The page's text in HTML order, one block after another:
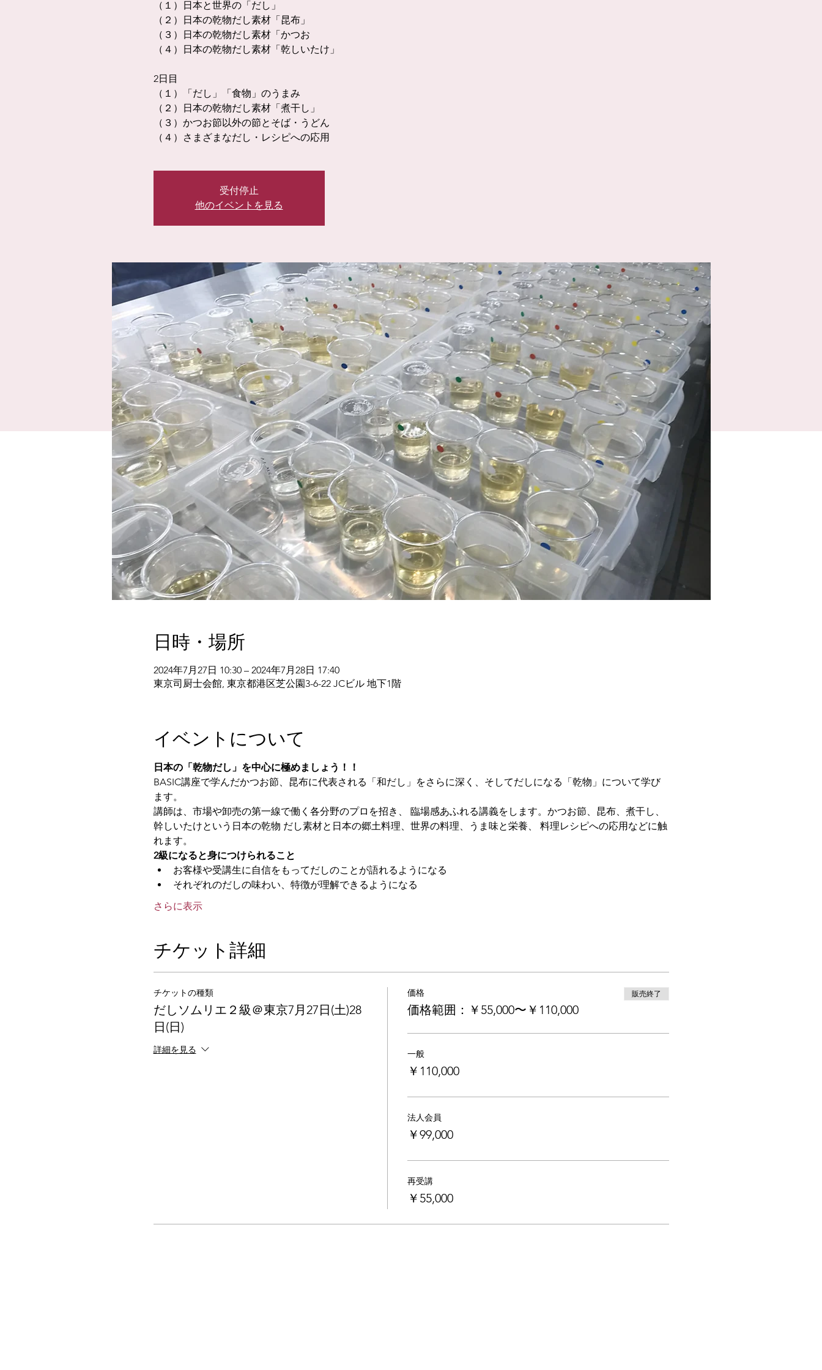
（１）日本と世界の「だし」
（２）日本の乾物だし素材「昆布」
（３）日本の乾物だし素材「かつお
（４）日本の乾物だし素材「乾しいたけ」
2日目
（１）「だし」「食物」のうまみ
（２）日本の乾物だし素材「煮干し」
（３）かつお節以外の節とそば・うどん
（４）さまざまなだし・レシピへの応用
受付停止
他のイベントを見る
日時・場所
2024年7月27日 10:30 – 2024年7月28日 17:40
東京司厨士会館, 東京都港区芝公園3-6-22 JCビル 地下1階
イベントについて
日本の「乾物だし」を中心に極めましょう！！
BASIC講座で学んだかつお節、昆布に代表される「和だし」をさらに深く、そしてだしになる「乾物」について学び
ます。
講師は、市場や卸売の第一線で働く各分野のプロを招き、 臨場感あふれる講義をします。かつお節、昆布、煮干し、
幹しいたけという日本の乾物 だし素材と日本の郷土料理、世界の料理、うま味と栄養、 料理レシピへの応用などに触
れます。
2級になると身につけられること
お客様や受講生に自信をもってだしのことが語れるようになる
それぞれのだしの味わい、特徴が理解できるようになる
さらに表示
チケット詳細
チケットの種類
だしソムリエ２級＠東京7月27日(土)28
日(日)
詳細を見る
価格
価格範囲：￥55,000〜￥110,000
販売終了
一般
￥110,000
法人会員
￥99,000
再受講
￥55,000